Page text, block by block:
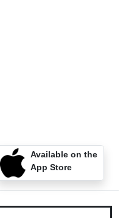
Available on the
App Store